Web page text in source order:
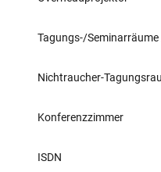
Tagungs-/Seminarräume
Nichtraucher-
Konferenzzimmer
ISDN